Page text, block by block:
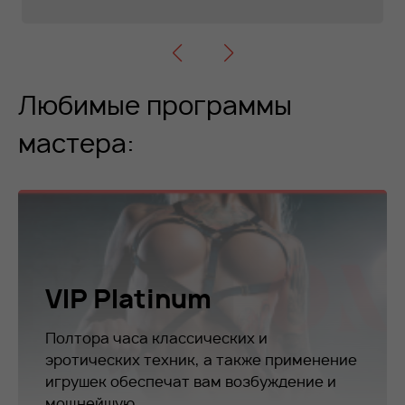
Любимые программы
мастера:
VIP Platinum
Полтора часа классических и
эротических техник, а также применение
игрушек обеспечат вам возбуждение и